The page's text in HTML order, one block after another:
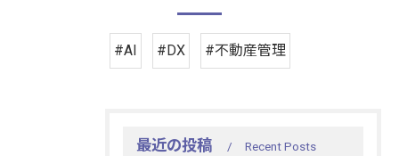
#AI #DX #不動産管理
最近の投稿 Recent Posts